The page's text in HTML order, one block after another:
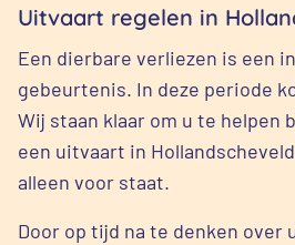
Uitvaart regelen in
Een dierbare verliezen is een
gebeurtenis. In deze periode
Wij staan klaar om u te helpen
een uitvaart in
alleen voor staat.
Door op tijd na te denken over